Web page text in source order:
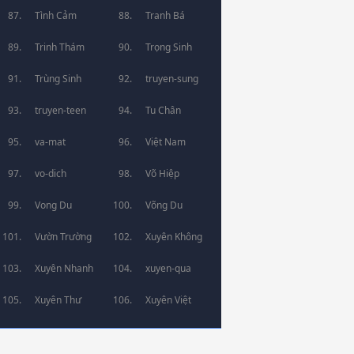
Tình Cảm Tranh Bá
Trinh Thám Trọng Sinh
Trùng Sinh truyen-sung
truyen-teen Tu Chân
va-mat Việt Nam
vo-dich Võ Hiệp
Vong Du Võng Du
Vườn Trường Xuyên Không
Xuyên Nhanh xuyen-qua
Xuyên Thư Xuyên Việt